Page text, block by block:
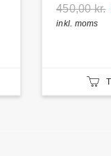
450,00 kr.
inkl. moms